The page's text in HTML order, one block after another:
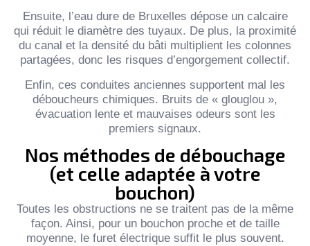
Ensuite, l’eau dure de Bruxelles dépose un calcaire
qui réduit le diamètre des tuyaux. De plus, la proximité
du canal et la densité du bâti multiplient les colonnes
partagées, donc les risques d’engorgement collectif.
Enfin, ces conduites anciennes supportent mal les
déboucheurs chimiques. Bruits de « glouglou »,
évacuation lente et mauvaises odeurs sont les
premiers signaux.
Nos méthodes de débouchage
(et celle adaptée à votre
bouchon)
Toutes les obstructions ne se traitent pas de la même
façon. Ainsi, pour un bouchon proche et de taille
moyenne, le furet électrique suffit le plus souvent.